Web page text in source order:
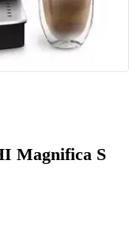
Magnifica S